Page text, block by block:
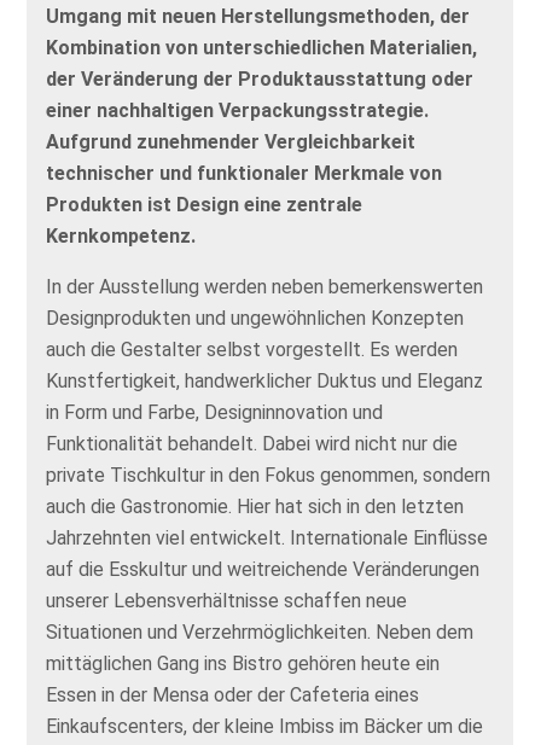
Umgang mit neuen Herstellungsmethoden, der
Kombination von unterschiedlichen Materialien,
der Veränderung der Produktausstattung oder
einer nachhaltigen Verpackungsstrategie.
Aufgrund zunehmender Vergleichbarkeit
technischer und funktionaler Merkmale von
Produkten ist Design eine zentrale
Kernkompetenz.
In der Ausstellung werden neben bemerkenswerten
Designprodukten und ungewöhnlichen Konzepten
auch die Gestalter selbst vorgestellt. Es werden
Kunstfertigkeit, handwerklicher Duktus und Eleganz
in Form und Farbe, Designinnovation und
Funktionalität behandelt. Dabei wird nicht nur die
private Tischkultur in den Fokus genommen, sondern
auch die Gastronomie. Hier hat sich in den letzten
Jahrzehnten viel entwickelt. Internationale Einflüsse
auf die Esskultur und weitreichende Veränderungen
unserer Lebensverhältnisse schaffen neue
Situationen und Verzehrmöglichkeiten. Neben dem
mittäglichen Gang ins Bistro gehören heute ein
Essen in der Mensa oder der Cafeteria eines
Einkaufscenters, der kleine Imbiss im Bäcker um die